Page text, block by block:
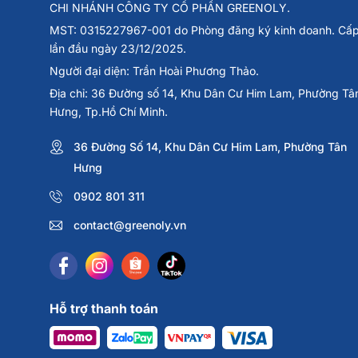
CHI NHÁNH CÔNG TY CỔ PHẦN GREENOLY.
MST: 0315227967-001 do Phòng đăng ký kinh doanh.
lần đầu ngày 23/12/2025.
Người đại diện: Trần Hoài Phương Thảo.
Địa chỉ: 36 Đường số 14, Khu Dân Cư Him Lam, Phường
Hưng, Tp.Hồ Chí Minh.
36 Đường Số 14, Khu Dân Cư Him Lam, Phường Tân
Hưng
0902 801 311
contact@greenoly.vn
Hỗ trợ thanh toán